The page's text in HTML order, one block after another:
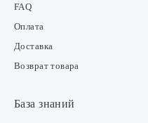
FAQ
Оплата
Доставка
Возврат товара
База знаний